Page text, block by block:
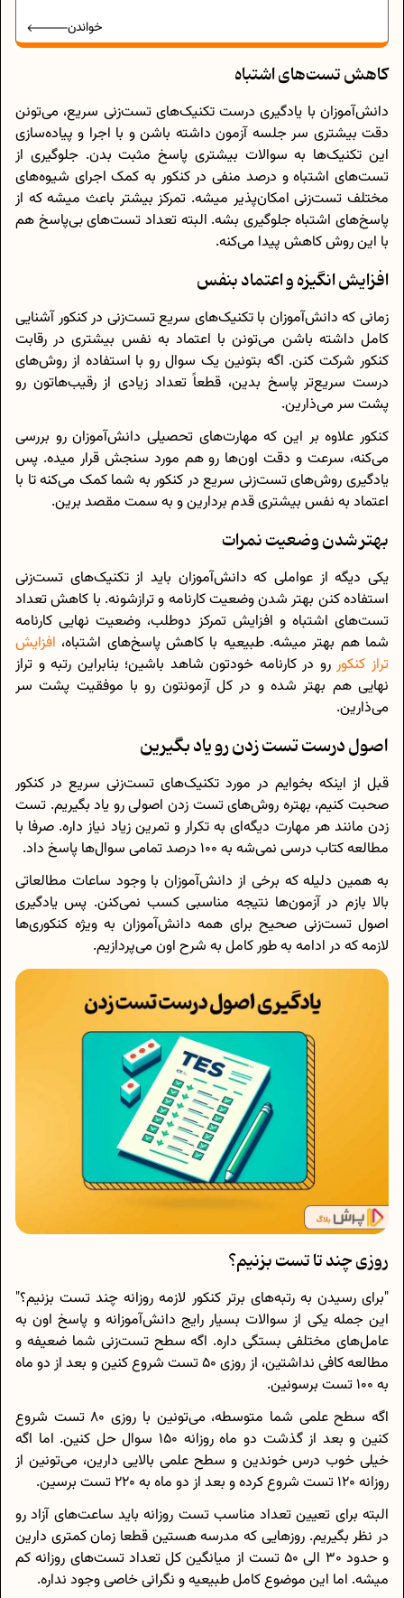
خواندن
کاهش تست‌های اشتباه
دانش‌آموزان با یادگیری درست تکنیک‌های تست‌زنی سریع، می‌تونن
دقت بیشتری سر جلسه آزمون داشته باشن و با اجرا و پیاده‌سازی
این تکنیک‌ها به سوالات بیشتری پاسخ مثبت بدن. جلوگیری از
تست‌های اشتباه و درصد منفی در کنکور به کمک اجرای شیوه‌های
مختلف تست‌زنی امکان‌پذیر میشه. تمرکز بیشتر باعث میشه که از
پاسخ‌های اشتباه جلوگیری بشه. البته تعداد تست‌های بی‌پاسخ هم
با این روش کاهش پیدا می‌کنه.
افزایش انگیزه و اعتماد بنفس
زمانی که دانش‌آموزان با تکنیک‌های سریع تست‌زنی در کنکور آشنایی
کامل داشته باشن می‌تونن با اعتماد به نفس بیشتری در رقابت
کنکور شرکت کنن. اگه بتونین یک سوال رو با استفاده از روش‌های
درست سریع‌تر پاسخ بدین، قطعاً تعداد زیادی از رقیب‌هاتون رو
پشت سر می‌ذارین.
کنکور علاوه بر این که مهارت‌های تحصیلی دانش‌آموزان رو بررسی
می‌کنه، سرعت و دقت اون‌ها رو هم مورد سنجش قرار میده. پس
یادگیری روش‌های تست‌زنی سریع در کنکور به شما کمک می‌کنه تا با
اعتماد به‌ نفس بیشتری قدم بردارین و به سمت مقصد برین.
بهتر شدن وضعیت نمرات
یکی دیگه از عواملی که دانش‌آموزان باید از تکنیک‌های تست‌زنی
استفاده کنن بهتر شدن وضعیت کارنامه و تراز‌شونه. با کاهش تعداد
تست‌های اشتباه و افزایش تمرکز دوطلب، وضعیت نهایی کارنامه
شما هم بهتر میشه. طبیعیه با کاهش پاسخ‌های اشتباه، افزایش
تراز کنکوررو در کارنامه خودتون شاهد باشین؛ بنابراین رتبه و تراز
نهایی هم بهتر شده و در کل آزمونتون رو با موفقیت پشت سر
می‌ذارین.
اصول درست تست زدن رو یاد بگیرین
قبل از اینکه بخوایم در مورد تکنیک‌های تست‌زنی سریع در کنکور
صحبت کنیم، بهتره روش‌های تست زدن اصولی رو یاد بگیریم. تست
زدن مانند هر مهارت دیگه‌ای به تکرار و تمرین زیاد نیاز داره. صرفا با
مطالعه کتاب درسی نمی‌شه به 100 درصد تمامی سوال‌ها پاسخ داد.
به همین دلیله که برخی از دانش‌آموزان با وجود ساعات مطالعاتی
بالا بازم در آزمون‌ها نتیجه مناسبی کسب نمی‌کنن. پس یادگیری
اصول تست‌زنی صحیح برای همه دانش‌آموزان به ویژه کنکوری‌ها
لازمه که در ادامه به طور کامل به شرح اون می‌پردازیم.
روزی چند تا تست بزنیم؟
"برای رسیدن به رتبه‌های برتر کنکور لازمه روزانه چند تست بزنیم؟"
این جمله یکی از سوالات بسیار رایج دانش‌آموزانه و پاسخ اون به
عامل‌های مختلفی بستگی داره. اگه سطح تست‌زنی شما ضعیفه و
مطالعه کافی نداشتین، از روزی 50 تست شروع کنین و بعد از دو ماه
به 100 تست برسونین.
اگه سطح علمی شما متوسطه، می‌تونین با روزی 80 تست شروع
کنین و بعد از گذشت دو ماه روزانه 150 سوال حل کنین. اما اگه
خیلی خوب درس خوندین و سطح علمی بالایی دارین، می‌تونین از
روزانه 120 تست شروع کرده و بعد از دو ماه به 220 تست برسین.
البته برای تعیین تعداد مناسب تست روزانه باید ساعت‌های آزاد رو
در نظر بگیریم. روزهایی که مدرسه هستین قطعا زمان کمتری دارین
و حدود 30 الی 50 تست از میانگین کل تعداد تست‌های روزانه کم
میشه. اما این موضوع کامل طبیعیه و نگرانی خاصی وجود نداره.